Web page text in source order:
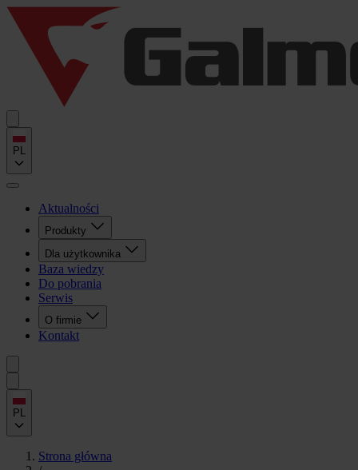
PL
Aktualności
Produkty
Dla użytkownika
Baza wiedzy
Do pobrania
Serwis
O firmie
Kontakt
PL
Strona główna